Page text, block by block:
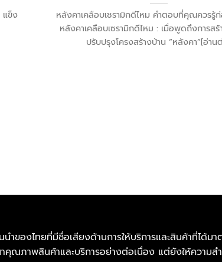
แข็ง
หลังคาเคลือบเซรามิกดีไหม คำตอบที่คุณควรรู้
หลังคาเคลือบเซรามิกดีไหม : เมื่อพูดถึงการสร้
ปรับปรุงโครงสร้างบ้าน “หลังคา”[อ่าน
ำของไทยที่มีชื่อเสียงด้านการให้บริการและสินค้าที่ไ
คุณภาพสินค้าและบริการอย่างต่อเนื่อง แต่ยังให้ความ